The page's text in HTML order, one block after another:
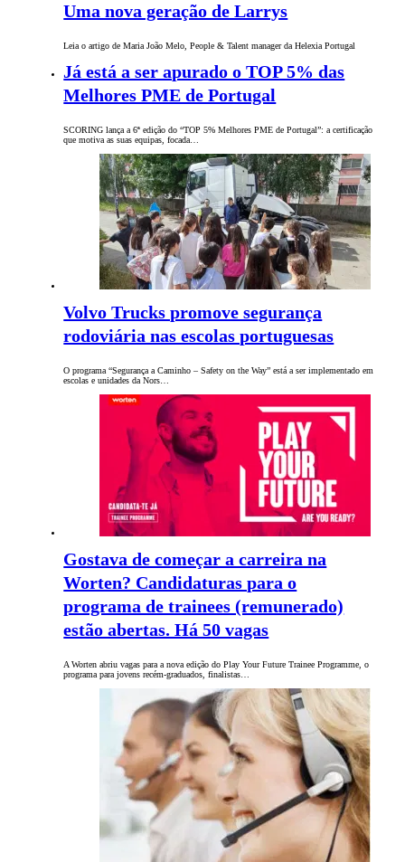
Uma nova geração de Larrys
Leia o artigo de Maria João Melo, People & Talent manager da Helexia Portugal
Já está a ser apurado o TOP 5% das
Melhores PME de Portugal
SCORING lança a 6ª edição do “TOP 5% Melhores PME de Portugal”: a certificação
que motiva as suas equipas, focada…
Volvo Trucks promove segurança
rodoviária nas escolas portuguesas
O programa “Segurança a Caminho – Safety on the Way” está a ser implementado em
escolas e unidades da Nors…
Gostava de começar a carreira na
Worten? Candidaturas para o
programa de trainees (remunerado)
estão abertas. Há 50 vagas
A Worten abriu vagas para a nova edição do Play Your Future Trainee Programme, o
programa para jovens recém-graduados, finalistas…